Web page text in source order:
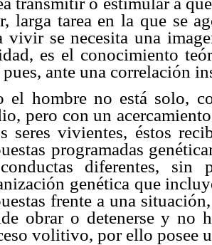
larga tarea en la que se
vivir se necesita una
es el conocimiento
pues, ante una correlación
el hombre no está solo,
pero con un
seres vivientes, éstos
programadas
diferentes, sin
genética que
frente a una
obrar o detenerse y no
volitivo, por ello posee